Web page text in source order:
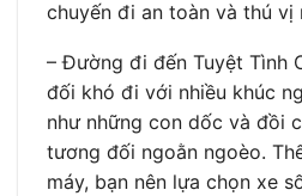
chuyến đi an toàn và thú vị
– Đường đi đến Tuyệt Tình
đối khó đi với nhiều khúc
như những con dốc và đồi
tương đối ngoằn ngoèo.
máy, bạn nên lựa chọn xe